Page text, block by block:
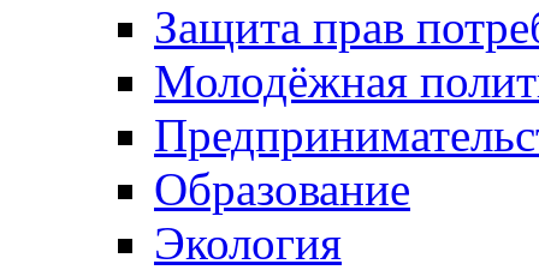
Защита прав
Молодёжная
Образование
Экология